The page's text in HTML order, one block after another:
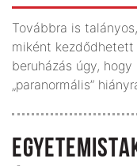
Továbbra is
miként
beruházás úgy,
„paranormális”